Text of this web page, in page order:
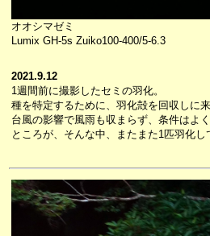
オオシマゼミ
Lumix GH-5s Zuiko100-400/5-6.3
2021.9.12
1週間前に撮影したセミの羽化。
種を特定するために、羽化殻を回収しに来
台風の影響で風雨も収まらず、条件はよく
ところが、そんな中、またまた1匹羽化し